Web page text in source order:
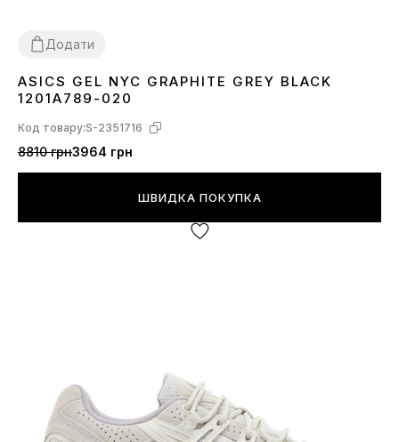
Додати
36 37383940 41 42434445
ASICS GEL NYC GRAPHITE GREY BLACK
1201A789-020
Код товару:S-2351716
8810 грн3964 грн
ШВИДКА ПОКУПКА